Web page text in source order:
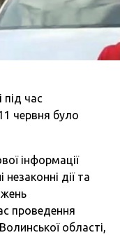
під час
червня було
інформації
дії та
проведення
області,